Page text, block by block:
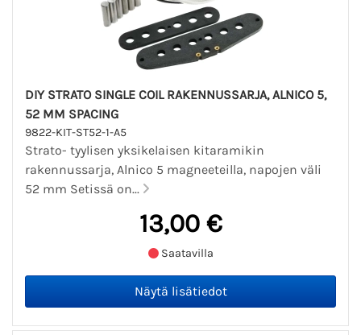
DIY STRATO SINGLE COIL RAKENNUSSARJA, ALNICO 5,
52 MM SPACING
9822-KIT-ST52-1-A5
Strato- tyylisen yksikelaisen kitaramikin
rakennussarja, Alnico 5 magneeteilla, napojen väli
52 mm Setissä on...
13,00 €
Saatavilla